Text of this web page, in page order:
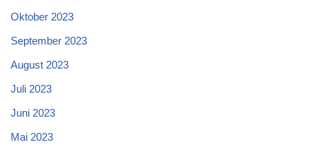
Oktober 2023
September 2023
August 2023
Juli 2023
Juni 2023
Mai 2023